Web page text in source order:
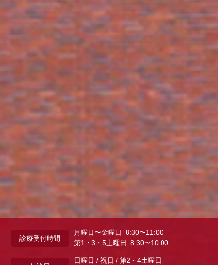
診療受付時間
月曜日〜金曜日 8:30〜11:00
第1・3・5土曜日 8:30〜10:00
日曜日 / 祝日 / 第2・4土曜日